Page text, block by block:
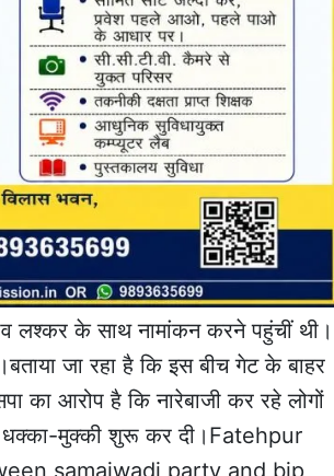
लश्कर के साथ नामांकन करने पहुंचीं थी।
जा रहा है कि इस बीच गेट के बाहर
का आरोप है कि नारेबाजी कर रहे लोगों
धक्का-मुक्की शुरू कर दी।Fatehpur